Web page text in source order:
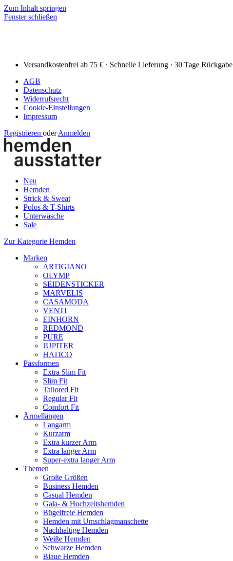
Zum Inhalt springen
Fenster schließen
Versandkostenfrei ab 75 € · Schnelle Lieferung · 30 Tage Rückgabe
AGB
Datenschutz
Widerrufsrecht
Cookie-Einstellungen
Impressum
Registrieren oder Anmelden
Neu
Hemden
Strick & Sweat
Polos & T-Shirts
Unterwäsche
Sale
Zur Kategorie Hemden
Marken
ARTIGIANO
OLYMP
SEIDENSTICKER
MARVELIS
CASAMODA
VENTI
EINHORN
REDMOND
PURE
JUPITER
HATICO
Passformen
Extra Slim Fit
Slim Fit
Tailored Fit
Regular Fit
Comfort Fit
Ärmellängen
Langarm
Kurzarm
Extra kurzer Arm
Extra langer Arm
Super-extra langer Arm
Themen
Große Größen
Business Hemden
Casual Hemden
Gala- & Hochzeitshemden
Bügelfreie Hemden
Hemden mit Umschlagmanschette
Nachhaltige Hemden
Weiße Hemden
Schwarze Hemden
Blaue Hemden